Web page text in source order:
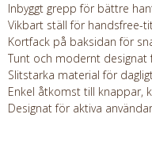
Inbyggt grepp för bättre
Vikbart ställ för handsfree-
Kortfack på baksidan för
Tunt och modernt designat
Slitstarka material för
Enkel åtkomst till knappar,
Designat för aktiva